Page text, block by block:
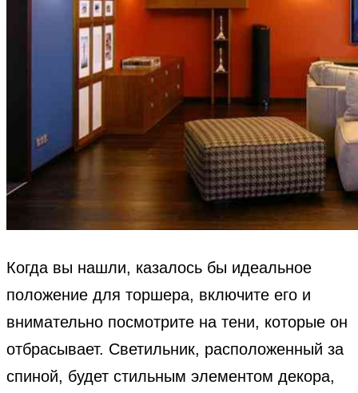
Когда вы нашли, казалось бы идеальное
положение для торшера, включите его и
внимательно посмотрите на тени, которые он
отбрасывает. Светильник, расположенный за
спиной, будет стильным элементом декора,